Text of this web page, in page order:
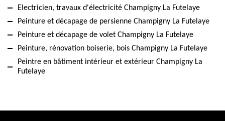
Electricien, travaux d'électricité Champigny La Futelaye
Peinture et décapage de persienne Champigny La Futelaye
Peinture et décapage de volet Champigny La Futelaye
Peinture, rénovation boiserie, bois Champigny La Futelaye
Peintre en bâtiment intérieur et extérieur Champigny La
Futelaye